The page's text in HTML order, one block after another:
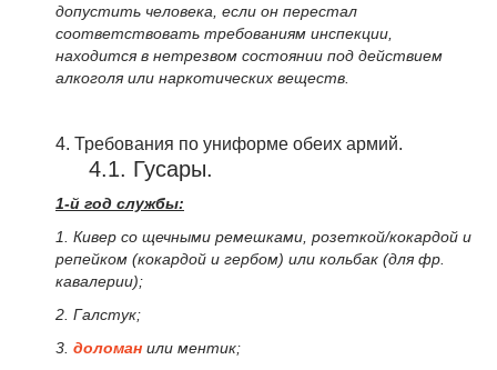
допустить человека, если он перестал
соответствовать требованиям инспекции,
находится в нетрезвом состоянии под действием
алкоголя или наркотических веществ.
4. Требования по униформе обеих армий.
4.1. Гусары.
1-й год службы:
1. Кивер со щечными ремешками, розеткой/кокардой и
репейком (кокардой и гербом) или кольбак (для фр.
кавалерии);
2. Галстук;
3. доломан или ментик;